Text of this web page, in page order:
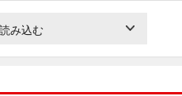
み込む